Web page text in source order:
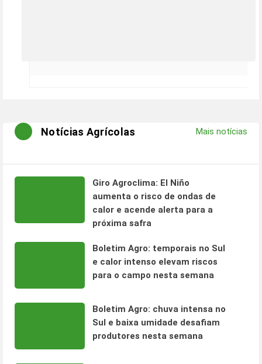
Notícias Agrícolas Mais notícias
Giro Agroclima: El Niño
aumenta o risco de ondas de
calor e acende alerta para a
próxima safra
Boletim Agro: temporais no Sul
e calor intenso elevam riscos
para o campo nesta semana
Boletim Agro: chuva intensa no
Sul e baixa umidade desafiam
produtores nesta semana